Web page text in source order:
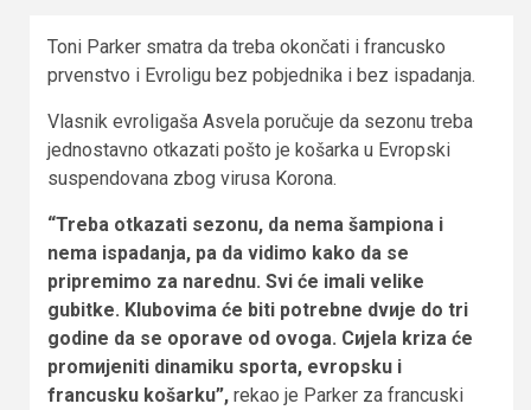
Toni Parker smatra da treba okončati i francusko
prvenstvo i Evroligu bez pobјednika i bez ispadanja.
Vlasnik evroligaša Asvela poručuje da sezonu treba
jednostavno otkazati pošto je košarka u Evropski
suspendovana zbog virusa Korona.
“Treba otkazati sezonu, da nema šampiona i
nema ispadanja, pa da vidimo kako da se
pripremimo za narednu. Svi će imali velike
gubitke. Klubovima će biti potrebne dvијe do tri
godine da se oporave od ovoga. Cијela kriza će
promијeniti dinamiku sporta, evropsku i
francusku košarku”, rekao je Parker za francuski